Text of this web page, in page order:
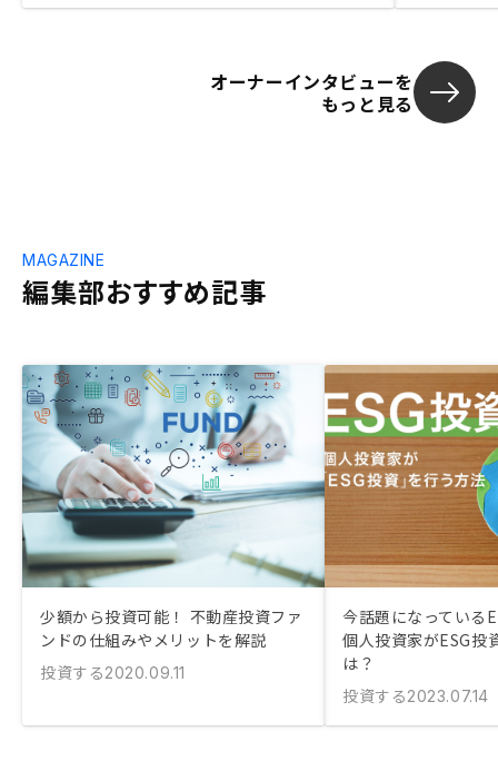
オーナーインタビューを
もっと見る
編集部おすすめ記事
MAGAZINE
少額から投資可能！ 不動産投資ファ
ンドの仕組みやメリットを解説
投資する2020.09.11
今話題になっている
個人投資家がESG投
は？
投資する2023.07.14